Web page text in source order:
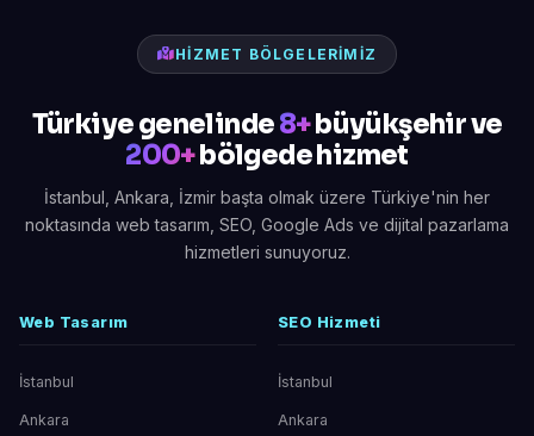
HIZMET BÖLGELERIMIZ
Türkiye genelinde8+büyükşehir ve
200+bölgede hizmet
İstanbul, Ankara, İzmir başta olmak üzere Türkiye'nin her
noktasında web tasarım, SEO, Google Ads ve dijital pazarlama
hizmetleri sunuyoruz.
Web Tasarım
İstanbul
Ankara
SEO Hizmeti
İstanbul
Ankara